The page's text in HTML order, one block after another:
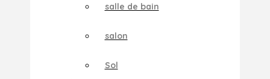
salle de bain
salon
Sol